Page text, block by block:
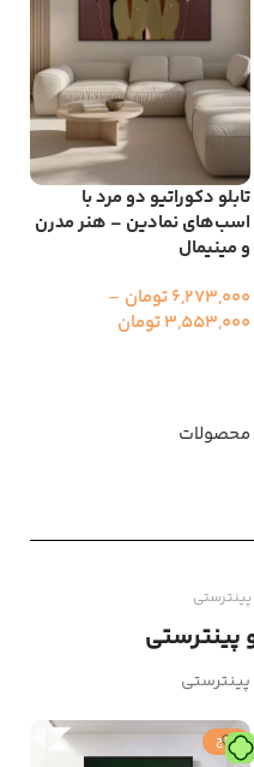
تابلو دکوراتیو دو مرد با
اسب‌های نمادین – هنر مدرن
و مینیمال
6,273,000تومان –
3,553,000تومان
محصولات
پینترستی
پینترستی
حراج